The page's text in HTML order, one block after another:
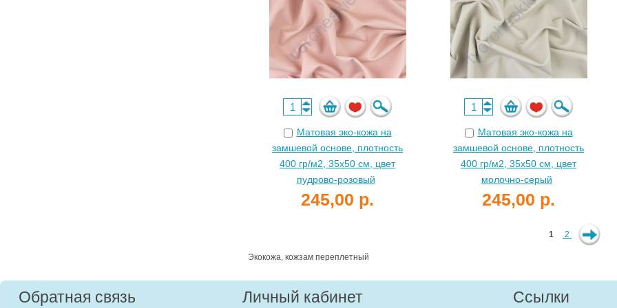
Матовая эко-кожа на
замшевой основе, плотность
400 гр/м2, 35х50 см, цвет
пудрово-розовый
245,00 р.
Матовая эко-кожа на
замшевой основе, плотность
400 гр/м2, 35х50 см, цвет
молочно-серый
245,00 р.
1 2
Экокожа, кожзам переплетный
Обратная связь Личный кабинет Ссылки